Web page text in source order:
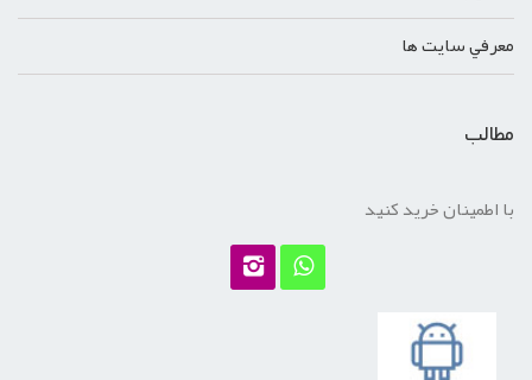
معرفي سايت ها
مطالب
با اطمینان خرید کنید